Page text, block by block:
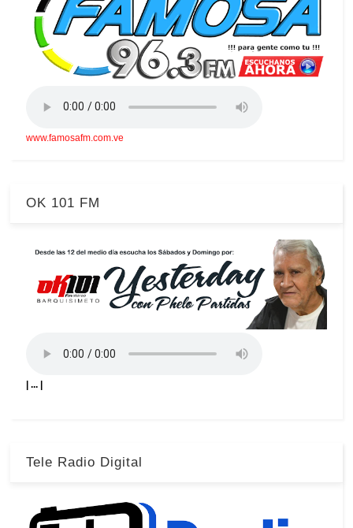
www.famosafm.com.ve
OK 101 FM
| ... |
Tele Radio Digital